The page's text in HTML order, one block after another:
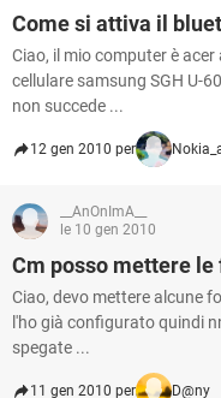
Come si attiva il
Ciao, il mio computer è
cellulare samsung SGH U-
non succede ...
12 gen 2010 per
__AnOnImA__
le 10 gen 2010
Cm posso mettere
Ciao, devo mettere alcune
l'ho già configurato quindi
spegate ...
11 gen 2010 per D@ny